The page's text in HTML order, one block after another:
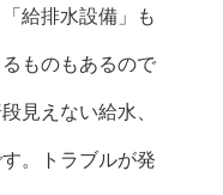
給排水設備」も
ものもあるので
見えない給水、
。トラブルが発